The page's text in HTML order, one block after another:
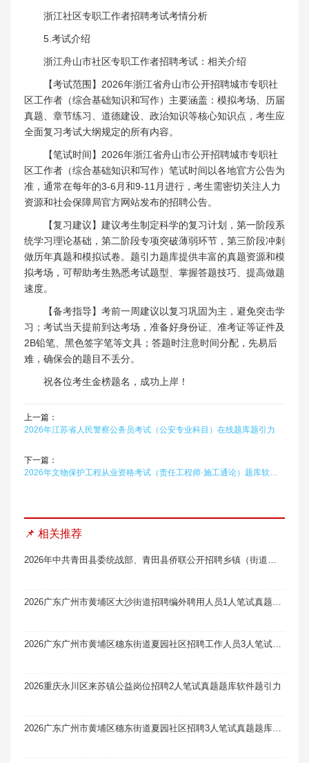
浙江社区专职工作者招聘考试考情分析
5.考试介绍
浙江舟山市社区专职工作者招聘考试：相关介绍
【考试范围】2026年浙江省舟山市公开招聘城市专职社
区工作者（综合基础知识和写作）主要涵盖：模拟考场、历届
真题、章节练习、道德建设、政治知识等核心知识点，考生应
全面复习考试大纲规定的所有内容。
【笔试时间】2026年浙江省舟山市公开招聘城市专职社
区工作者（综合基础知识和写作）笔试时间以各地官方公告为
准，通常在每年的3-6月和9-11月进行，考生需密切关注人力
资源和社会保障局官方网站发布的招聘公告。
【复习建议】建议考生制定科学的复习计划，第一阶段系
统学习理论基础，第二阶段专项突破薄弱环节，第三阶段冲刺
做历年真题和模拟试卷。题引力题库提供丰富的真题资源和模
拟考场，可帮助考生熟悉考试题型、掌握答题技巧、提高做题
速度。
【备考指导】考前一周建议以复习巩固为主，避免突击学
习；考试当天提前到达考场，准备好身份证、准考证等证件及
2B铅笔、黑色签字笔等文具；答题时注意时间分配，先易后
难，确保会的题目不丢分。
祝各位考生金榜题名，成功上岸！
上一篇：
2026年江苏省人民警察公务员考试（公安专业科目）在线题库题引力
下一篇：
📌 相关推荐
2026重庆永川区来苏镇公益岗位招聘2人笔试真题题库软件题引力